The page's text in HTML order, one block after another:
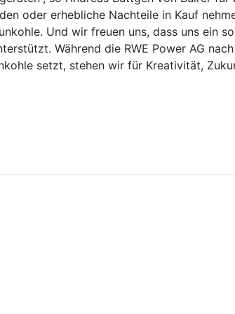
oder erhebliche Nachteile in Kauf
Und wir freuen uns, dass uns ein so
Während die RWE Power AG
setzt, stehen wir für Kreativität,